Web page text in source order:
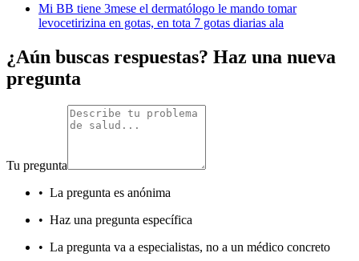
Mi BB tiene 3mese el dermatólogo le mando tomar
levocetirizina en gotas, en tota 7 gotas diarias ala
¿Aún buscas respuestas? Haz una nueva
pregunta
Tu pregunta
• La pregunta es anónima
• Haz una pregunta específica
• La pregunta va a especialistas, no a un médico concreto